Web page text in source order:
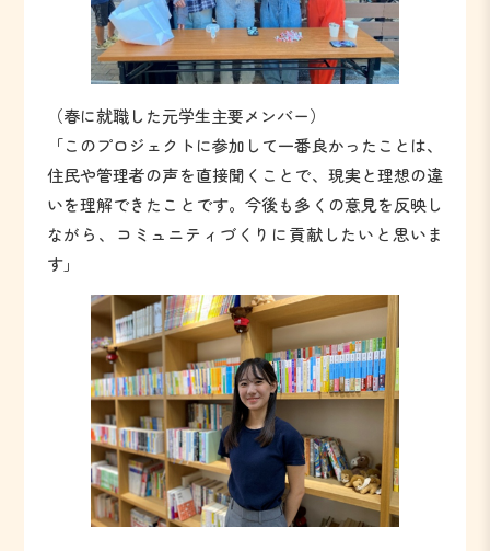
（春に就職した元学生主要メンバー）
「このプロジェクトに参加して一番良かったことは、
住民や管理者の声を直接聞くことで、現実と理想の違
いを理解できたことです。今後も多くの意見を反映し
ながら、コミュニティづくりに貢献したいと思いま
す」